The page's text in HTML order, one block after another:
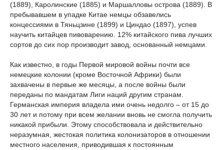
(1889), Каролинские (1885) и Маршалловы острова (1889). В
пребывавшем в упадке Китае немцы обзавелись
концессиями в Тяньцзине (1899) и Циндао (1897), успев
научить китайцев пивоварению. 12% китайского пива лучших
сортов до сих пор производит завод, основанный немцами.
Как известно, в годы Первой мировой войны почти все
немецкие колонии (кроме Восточной Африки) были
захвачены в первые же месяцы, а после войны были
переданы по мандатам Лиги наций другим странам.
Германская империя владела ими очень недолго – от 15 до
30 лет и потому при всем желании вновь не смогла получить
никакой прибыли. Этому способствовала и действительно
неразумная, жестокая политика колонизаторов в отношении
местного населения, приводившая к постоянным